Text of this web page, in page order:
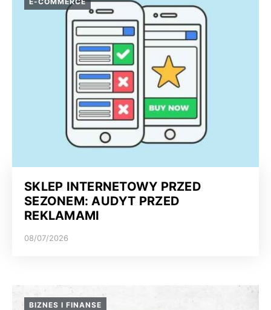
SKLEP INTERNETOWY PRZED
SEZONEM: AUDYT PRZED
REKLAMAMI
08/07/2026
BIZNES I FINANSE